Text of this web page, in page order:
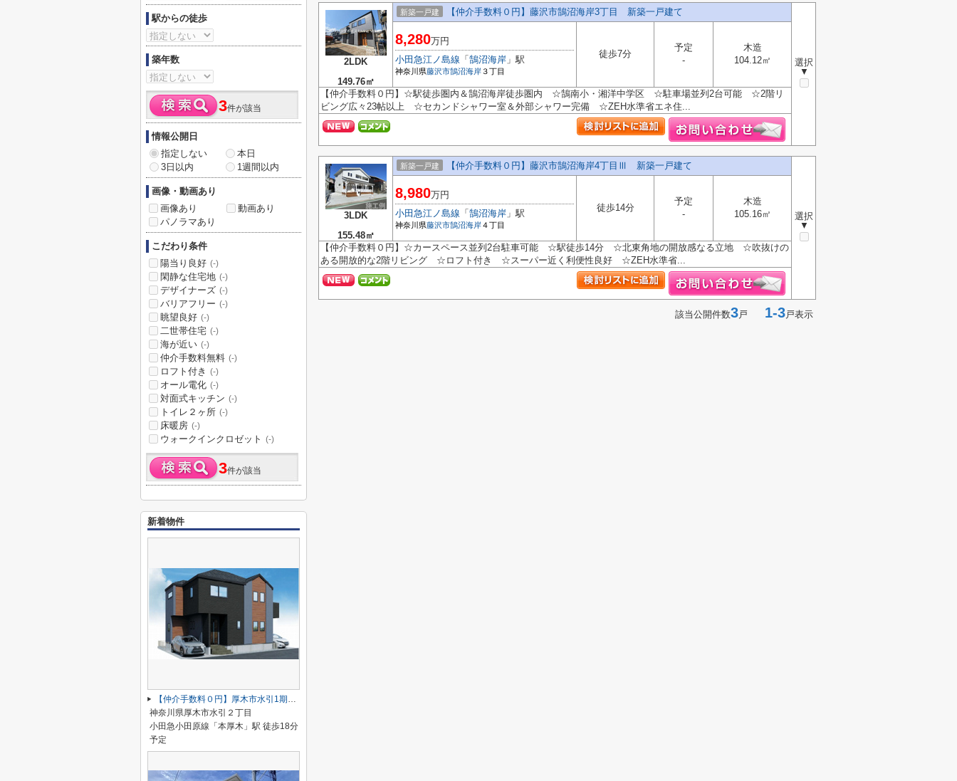
2LDK
149.76㎡
新築一戸建 【仲介手数料０円】藤沢市鵠沼海岸3丁目 新築一戸建て
選択
▼
8,280万円
小田急江ノ島線 「 鵠沼海岸 」駅
神奈川県藤沢市鵠沼海岸３丁目
徒歩7分
予定
-
木造
104.12㎡
【仲介手数料０円】☆駅徒歩圏内＆鵠沼海岸徒歩圏内 ☆鵠南小・湘洋中学区 ☆駐車場並列2台可能 ☆2階リ
ビング広々23帖以上 ☆セカンドシャワー室＆外部シャワー完備 ☆ZEH水準省エネ住...
3LDK
155.48㎡
新築一戸建 【仲介手数料０円】藤沢市鵠沼海岸4丁目Ⅲ 新築一戸建て
選択
▼
8,980万円
小田急江ノ島線 「 鵠沼海岸 」駅
神奈川県藤沢市鵠沼海岸４丁目
徒歩14分
予定
-
木造
105.16㎡
【仲介手数料０円】☆カースペース並列2台駐車可能 ☆駅徒歩14分 ☆北東角地の開放感なる立地 ☆吹抜けの
ある開放的な2階リビング ☆ロフト付き ☆スーパー近く利便性良好 ☆ZEH水準省...
該当公開件数3戸 1-3戸表示
駅からの徒歩
築年数
3件が該当
情報公開日
指定しない
本日
3日以内
1週間以内
画像・動画あり
画像あり
動画あり
パノラマあり
こだわり条件
陽当り良好 (-)
閑静な住宅地 (-)
デザイナーズ (-)
バリアフリー (-)
眺望良好 (-)
二世帯住宅 (-)
海が近い (-)
仲介手数料無料 (-)
ロフト付き (-)
オール電化 (-)
対面式キッチン (-)
トイレ２ヶ所 (-)
床暖房 (-)
ウォークインクロゼット (-)
3件が該当
新着物件
【仲介手数料０円】厚木市水引1期 新築一戸建て 全2棟
神奈川県厚木市水引２丁目
小田急小田原線「本厚木」駅 徒歩18分
予定